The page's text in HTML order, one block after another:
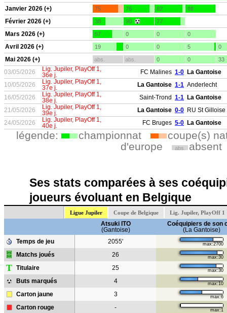
Janvier 2026 (+) 75 76 82 88
Février 2026 (+) 38 90 77
Mars 2026 (+) 57 0 0 0
Avril 2026 (+) 19 0 0 5 0
Mai 2026 (+) abs. abs. 0 0 33
03/05/2026
Lig. Jupiler, PlayOff 1,
36e j.
FC Malines 1-0 La Gantoise
10/05/2026
Lig. Jupiler, PlayOff 1,
37e j.
La Gantoise 1-1 Anderlecht
16/05/2026
Lig. Jupiler, PlayOff 1,
38e j.
Saint-Trond 1-1 La Gantoise
21/05/2026
Lig. Jupiler, PlayOff 1,
39e j.
La Gantoise 0-0 RU St Gilloise
24/05/2026
Lig. Jupiler, PlayOff 1,
40e j.
FC Bruges 5-0 La Gantoise
légende: championnat
coupe(s)
d'europe
abs. absent
Ses stats comparées à ses
joueurs évoluant en Belgique
Ligue Jupiler Coupe de Belgique Lig. Jupiler, PlayOff 1
Atsuki ITO
(Gantoise)
Coéquipiers de son
(La Gantoise)
Temps de jeu
2055' max:2700
Matchs joués 26 max:30
T Titulaire 25 max:30
Buts marqués 4 max:10
Carton jaune 3 max:6
Carton rouge - max:1